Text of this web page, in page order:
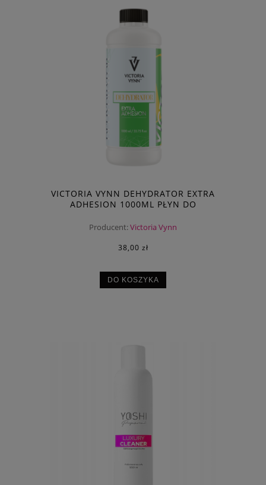
VICTORIA VYNN DEHYDRATOR EXTRA
ADHESION 1000ML PŁYN DO
Producent:Victoria Vynn
38,00 zł
DO KOSZYKA